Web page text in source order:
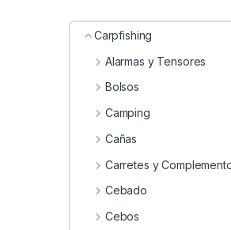
Carpfishing
Alarmas y Tensores
Bolsos
Camping
Cañas
Carretes y
Cebado
Cebos